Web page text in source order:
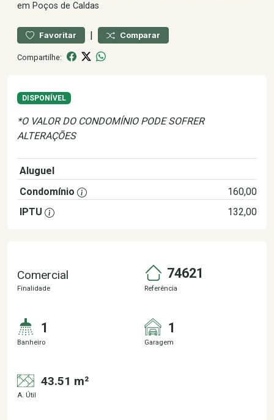
em Poços de Caldas
Favoritar | Comparar
Compartilhe:
DISPONÍVEL
*O VALOR DO CONDOMÍNIO PODE SOFRER
ALTERAÇÕES
Aluguel
Condomínio
160,00
IPTU
132,00
Comercial
Finalidade
74621
Referência
1
Banheiro
1
Garagem
43.51 m²
A. Útil